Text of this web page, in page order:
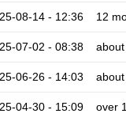
08-14 - 12:36 12
07-02 - 08:38
06-26 - 14:03
04-30 - 15:09 over